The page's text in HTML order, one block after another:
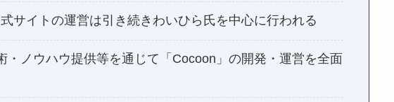
サイトの運営は引き続きわいひら氏を中心に行われる
・ノウハウ提供等を通じて「Cocoon」の開発・運営を全面